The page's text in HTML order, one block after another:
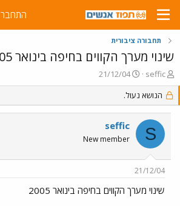
התחבר
תחבורה ציבורית
שינוי מערך הקווים בחיפה בינואר 2005
פ
ו
ת
ח
נ
ו
א
seffic
פ
ו
ר
ס
ב
ת
ר
21/12/04
הנושא נעול.
S
seffic
New member
21/12/04
שינוי מערך הקווים בחיפה בינואר 2005